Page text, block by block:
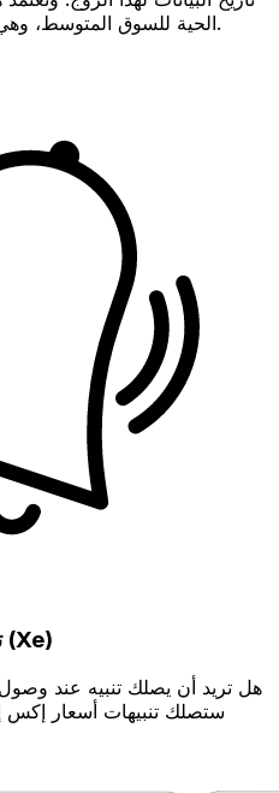
الحية للسوق المتوسط، وهي سهلة الاستخدام وموثوقة تمامًا.
تنبيهات الأسعار من إكس إي (Xe)
هل تريد أن يصلك تنبيه عند
ستصلك تنبيهات أسعار إكس